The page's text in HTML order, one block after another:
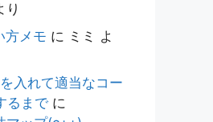
り
方メモ に ミミ よ
入れて適当なコー
るまで に